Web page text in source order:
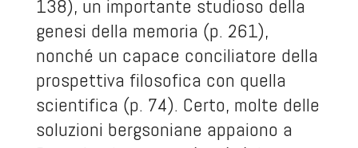
138), un importante studioso della
genesi della memoria (p. 261),
nonché un capace conciliatore della
prospettiva filosofica con quella
scientifica (p. 74). Certo, molte delle
soluzioni bergsoniane appaiono a